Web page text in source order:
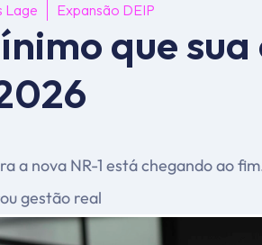
Lage Expansão DEIP
que
a nova NR-1 está chegando ao
gestão real